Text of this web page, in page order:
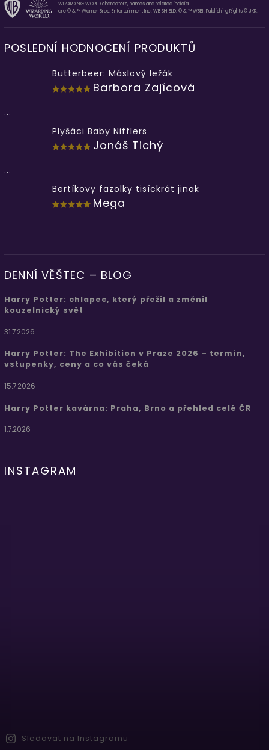
WIZARDING WORLD characters, names and related indicia
are © & ™ Warner Bros. Entertainment Inc. WB SHIELD: © & ™ WBEI. Publishing Rights © JKR.
POSLEDNÍ HODNOCENÍ PRODUKTŮ
Butterbeer: Máslový ležák
Barbora Zajícová
...
Plyšáci Baby Nifflers
Jonáš Tichý
...
Bertíkovy fazolky tisíckrát jinak
Mega
...
DENNÍ VĚŠTEC – BLOG
Harry Potter: chlapec, který přežil a změnil
kouzelnický svět
31.7.2026
Harry Potter: The Exhibition v Praze 2026 – termín,
vstupenky, ceny a co vás čeká
15.7.2026
Harry Potter kavárna: Praha, Brno a přehled celé ČR
1.7.2026
INSTAGRAM
Sledovat na Instagramu